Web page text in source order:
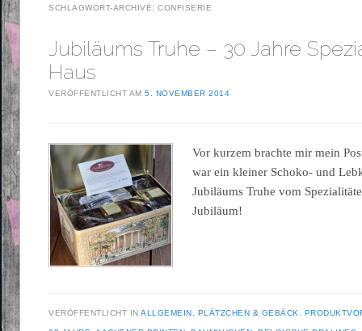
SCHLAGWORT-ARCHIVE:CONFISERIE
Jubiläums Truhe – 30 Jahre
Haus
VERÖFFENTLICHT AM5. NOVEMBER 2014
Vor kurzem brachte mir mein
war ein kleiner Schoko- und
Jubiläums Truhe vom
Jubiläum!
VERÖFFENTLICHT INALLGEMEIN PLÄTZCHEN & GEBÄCK